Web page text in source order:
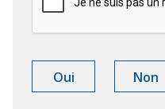
OuiL’information
a
Non